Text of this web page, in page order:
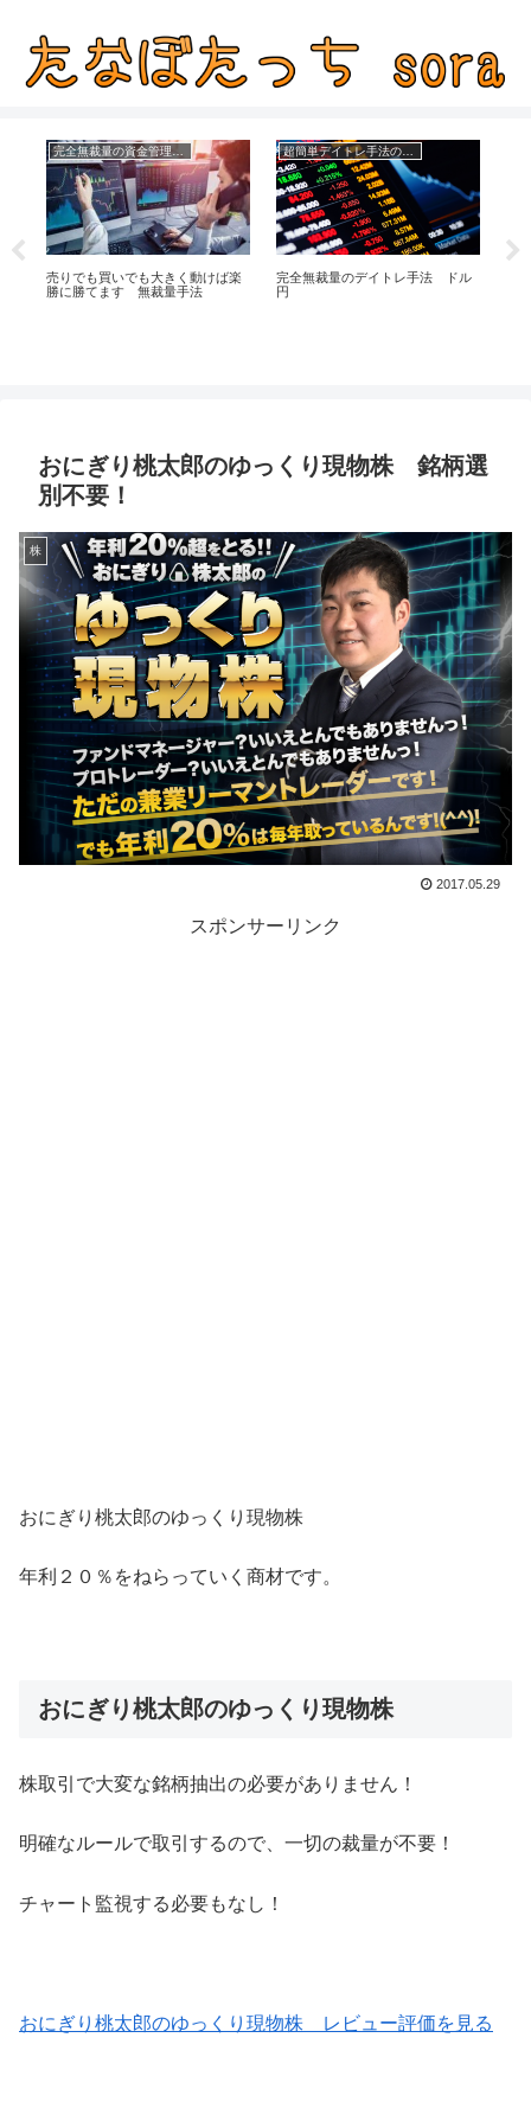
売りでも買いでも大きく動けば楽
勝に勝てます 無裁量手法
完全無裁量のデイトレ手法 ドル
円
おにぎり桃太郎のゆっくり現物株 銘柄選
別不要！
株
2017.05.29
スポンサーリンク
おにぎり桃太郎のゆっくり現物株
年利２０％をねらっていく商材です。
おにぎり桃太郎のゆっくり現物株
株取引で大変な銘柄抽出の必要がありません！
明確なルールで取引するので、一切の裁量が不要！
チャート監視する必要もなし！
おにぎり桃太郎のゆっくり現物株 レビュー評価を見る